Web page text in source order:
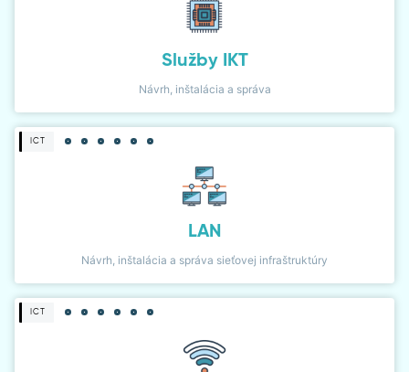
Služby IKT
Návrh, inštalácia a správa
ICT
LAN
Návrh, inštalácia a správa sieťovej infraštruktúry
ICT